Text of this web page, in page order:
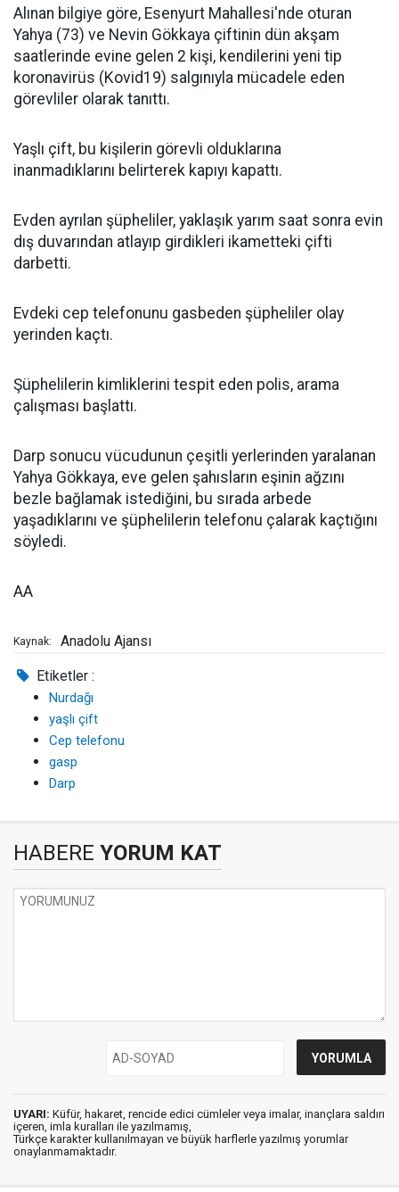
Alınan bilgiye göre, Esenyurt Mahallesi'nde oturan
Yahya (73) ve Nevin Gökkaya çiftinin dün akşam
saatlerinde evine gelen 2 kişi, kendilerini yeni tip
koronavirüs (Kovid19) salgınıyla mücadele eden
görevliler olarak tanıttı.
Yaşlı çift, bu kişilerin görevli olduklarına
inanmadıklarını belirterek kapıyı kapattı.
Evden ayrılan şüpheliler, yaklaşık yarım saat sonra evin
dış duvarından atlayıp girdikleri ikametteki çifti
darbetti.
Evdeki cep telefonunu gasbeden şüpheliler olay
yerinden kaçtı.
Şüphelilerin kimliklerini tespit eden polis, arama
çalışması başlattı.
Darp sonucu vücudunun çeşitli yerlerinden yaralanan
Yahya Gökkaya, eve gelen şahısların eşinin ağzını
bezle bağlamak istediğini, bu sırada arbede
yaşadıklarını ve şüphelilerin telefonu çalarak kaçtığını
söyledi.​​​​​​​
AA
Kaynak: Anadolu Ajansı
Etiketler :
Nurdağı
yaşlı çift
Cep telefonu
gasp
Darp
HABERE YORUM KAT
UYARI: Küfür, hakaret, rencide edici cümleler veya imalar, inançlara saldırı
içeren, imla kuralları ile yazılmamış,
Türkçe karakter kullanılmayan ve büyük harflerle yazılmış yorumlar
onaylanmamaktadır.